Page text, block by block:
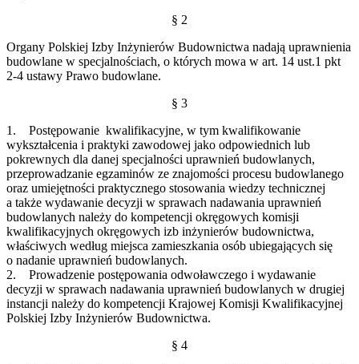
§ 2
Organy Polskiej Izby Inżynierów Budownictwa nadają uprawnienia
budowlane w specjalnościach, o których mowa w art. 14 ust.1 pkt
2-4 ustawy Prawo budowlane.
§ 3
1. Postępowanie kwalifikacyjne, w tym kwalifikowanie
wykształcenia i praktyki zawodowej jako odpowiednich lub
pokrewnych dla danej specjalności uprawnień budowlanych,
przeprowadzanie egzaminów ze znajomości procesu budowlanego
oraz umiejętności praktycznego stosowania wiedzy technicznej
a także wydawanie decyzji w sprawach nadawania uprawnień
budowlanych należy do kompetencji okręgowych komisji
kwalifikacyjnych okręgowych izb inżynierów budownictwa,
właściwych według miejsca zamieszkania osób ubiegających się
o nadanie uprawnień budowlanych.
2. Prowadzenie postępowania odwoławczego i wydawanie
decyzji w sprawach nadawania uprawnień budowlanych w drugiej
instancji należy do kompetencji Krajowej Komisji Kwalifikacyjnej
Polskiej Izby Inżynierów Budownictwa.
§ 4